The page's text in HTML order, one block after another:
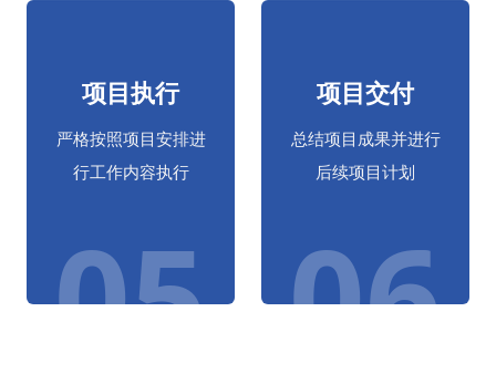
项目执行
严格按照项目安排进
行工作内容执行
05
项目交付
总结项目成果并进行
后续项目计划
06